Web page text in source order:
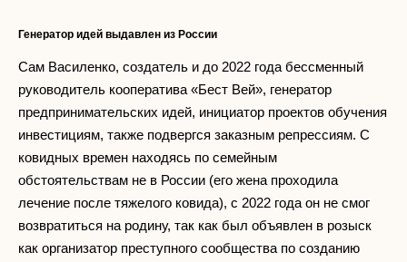
Генератор идей выдавлен из России
Сам Василенко, создатель и до 2022 года бессменный
руководитель кооператива «Бест Вей», генератор
предпринимательских идей, инициатор проектов обучения
инвестициям, также подвергся заказным репрессиям. С
ковидных времен находясь по семейным
обстоятельствам не в России (его жена проходила
лечение после тяжелого ковида), с 2022 года он не смог
возвратиться на родину, так как был объявлен в розыск
как организатор преступного сообщества по созданию